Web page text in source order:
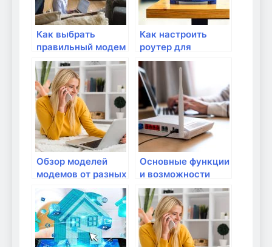
Как выбрать
правильный модем
для домашнего
интернета?
Как настроить
роутер для
подключения
через VPN
Обзор моделей
модемов от разных
производителей
Основные функции
и возможности
современных
модемов